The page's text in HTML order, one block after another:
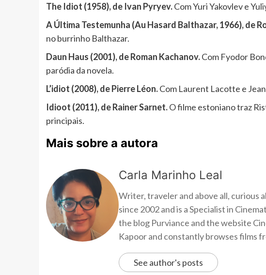
The Idiot (1958), de Ivan Pyryev.Com Yuri Yakovlev e
A Última Testemunha (Au Hasard Balthazar, 1966), de
no burrinho Balthazar.
Daun Haus (2001), de Roman Kachanov.Com Fyodor
paródia da novela.
L’idiot (2008), de Pierre Léon.Com Laurent Lacotte e
Idioot (2011), de Rainer Sarnet.O filme estoniano traz
principais.
Mais sobre a autora
Carla Marinho Leal
Writer, traveler and above all, curious
since 2002 and is a Specialist in
the blog Purviance and the website
Kapoor and constantly browses films
See author's posts